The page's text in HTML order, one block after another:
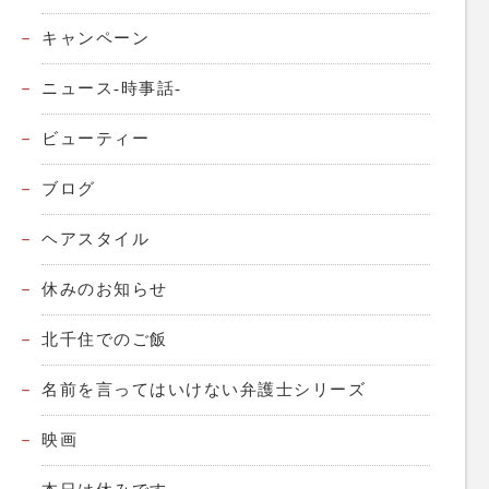
キャンペーン
ニュース-時事話-
ビューティー
ブログ
ヘアスタイル
休みのお知らせ
北千住でのご飯
名前を言ってはいけない弁護士シリーズ
映画